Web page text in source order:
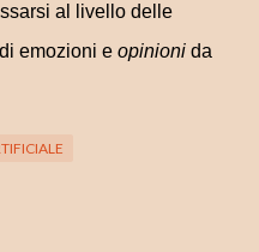
al livello delle
emozioni e opinioni da